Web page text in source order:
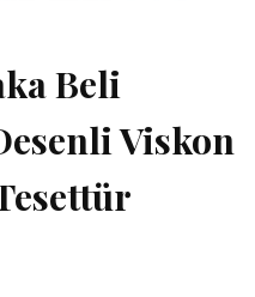
Beli
Viskon